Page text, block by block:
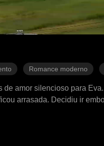
Romance moderno
amor silencioso para
arrasada. Decidiu ir